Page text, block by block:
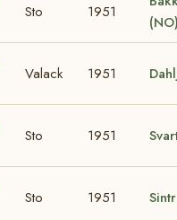
Sto 1951
Valack 1951
Sto 1951
Sto 1951